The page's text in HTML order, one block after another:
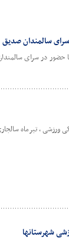
سالمندان صدیق
در سرای
، تیرماه
شهرستانها